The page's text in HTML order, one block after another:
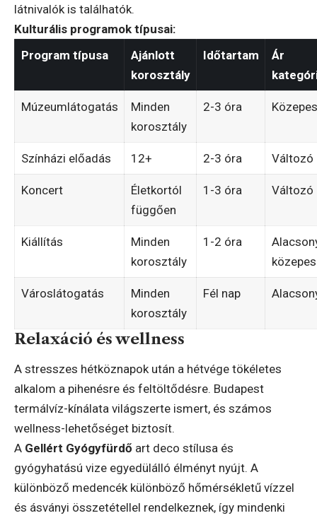
látnivalók is találhatók.
Kulturális programok típusai:
Program típusa
Ajánlott
korosztály
Időtartam
Ár
Múzeumlátogatás
Minden
korosztály
2-3 óra Közepes
Színházi előadás 12+ 2-3 óra Változó
Koncert
Életkortól
függően
1-3 óra Változó
Kiállítás
Minden
korosztály
1-2 óra
közepes
Városlátogatás
Minden
korosztály
Fél nap
Relaxáció és wellness
A stresszes hétköznapok után a hétvége tökéletes
alkalom a pihenésre és feltöltődésre. Budapest
termálvíz-kínálata világszerte ismert, és számos
wellness-lehetőséget biztosít.
A Gellért Gyógyfürdő art deco stílusa és
gyógyhatású vize egyedülálló élményt nyújt. A
különböző medencék különböző hőmérsékletű vízzel
és ásványi összetétellel rendelkeznek, így mindenki